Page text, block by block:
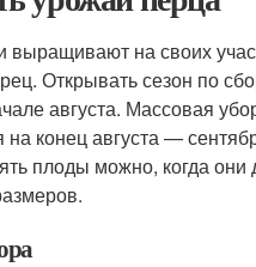
выращивают на своих
Открывать сезон по
августа. Массовая
на конец августа —
плоды можно, когда они